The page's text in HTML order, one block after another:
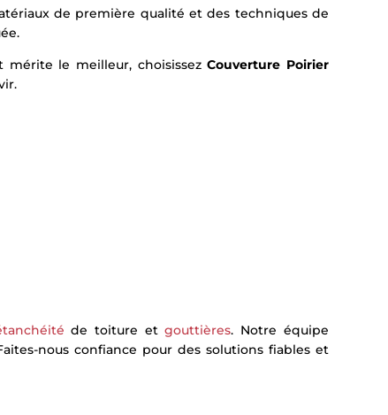
de première qualité et des techniques de
mérite le meilleur, choisissezCouverture Poirier
de toiture etgouttières. Notre équipe
nous confiance pour des solutions fiables et